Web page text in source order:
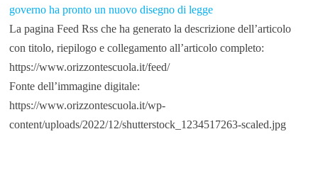
governo ha pronto un nuovo disegno di legge
La pagina Feed Rss che ha generato la descrizione dell’articolo
con titolo, riepilogo e collegamento all’articolo completo:
https://www.orizzontescuola.it/feed/
Fonte dell’immagine digitale:
https://www.orizzontescuola.it/wp-
content/uploads/2022/12/shutterstock_1234517263-scaled.jpg